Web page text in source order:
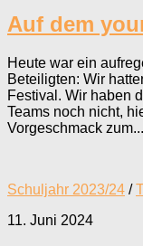
Auf dem
Heute war ein
Beteiligten: Wir
Festival. Wir haben
Teams noch nicht,
Vorgeschmack zum...
Schuljahr 2023/24 /
11. Juni 2024